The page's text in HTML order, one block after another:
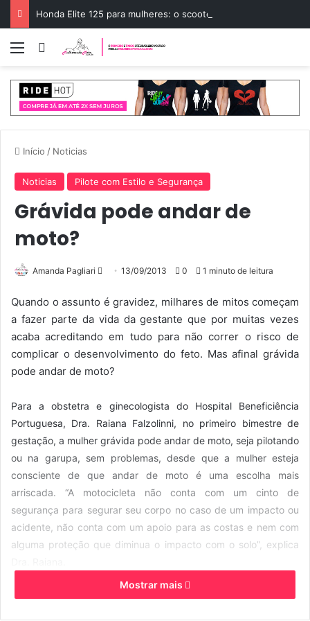
Honda Elite 125 para mulheres: o scooter ideal
Menu Entrar
Início / Noticias
Noticias Pilote com Estilo e Segurança
Grávida pode andar de
moto?
Amanda Pagliari
n
d
u
m
m
a
13/09/2013 0 1 minuto de leitura
Quando o assunto é gravidez, milhares de mitos começam
a fazer parte da vida da gestante que por muitas vezes
acaba acreditando em tudo para não correr o risco de
complicar o desenvolvimento do feto. Mas afinal grávida
pode andar de moto?
Para a obstetra e ginecologista do Hospital Beneficiência
Portuguesa, Dra. Raiana Falzolinni, no primeiro bimestre de
gestação, a mulher grávida pode andar de moto, seja pilotando
ou na garupa, sem problemas, desde que a mulher esteja
consciente de que andar de moto é uma escolha mais
arriscada. “A motocicleta não conta com um cinto de
segurança para segurar seu corpo no caso de um impacto ou
acidente, não conta com um apoio para as costas e nem com
alguma proteção que diminua o impacto com o solo”, explica
Porém, a partir do terceiro mês a barriga da gestante deve
Mostrar mais